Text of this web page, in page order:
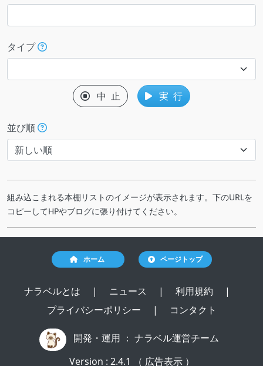
タイプ
中 止 実 行
並び順
組み込こまれる本棚リストのイメージが表示されます。下のURLを
コピーしてHPやブログに張り付けてください。
ホーム ページトップ
ナラベルとは | ニュース | 利用規約
|
プライバシーポリシー
| コンタクト
開発・運用 ： ナラベル運営チーム
Version : 2.4.1 （ 広告表示 ）